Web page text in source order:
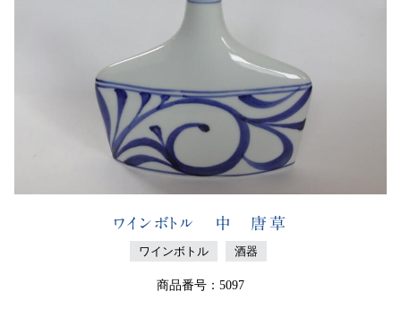
ワインボトル 中 唐草
ワインボトル 酒器
商品番号：5097